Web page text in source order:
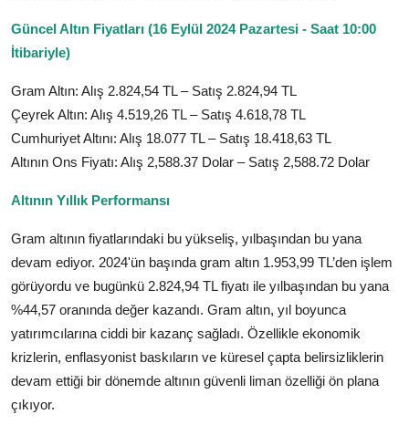
Güncel Altın Fiyatları (16 Eylül 2024 Pazartesi - Saat 10:00
İtibariyle)
Gram Altın: Alış 2.824,54 TL – Satış 2.824,94 TL
Çeyrek Altın: Alış 4.519,26 TL – Satış 4.618,78 TL
Cumhuriyet Altını: Alış 18.077 TL – Satış 18.418,63 TL
Altının Ons Fiyatı: Alış 2,588.37 Dolar – Satış 2,588.72 Dolar
Altının Yıllık Performansı
Gram altının fiyatlarındaki bu yükseliş, yılbaşından bu yana
devam ediyor. 2024'ün başında gram altın 1.953,99 TL’den işlem
görüyordu ve bugünkü 2.824,94 TL fiyatı ile yılbaşından bu yana
%44,57 oranında değer kazandı. Gram altın, yıl boyunca
yatırımcılarına ciddi bir kazanç sağladı. Özellikle ekonomik
krizlerin, enflasyonist baskıların ve küresel çapta belirsizliklerin
devam ettiği bir dönemde altının güvenli liman özelliği ön plana
çıkıyor.